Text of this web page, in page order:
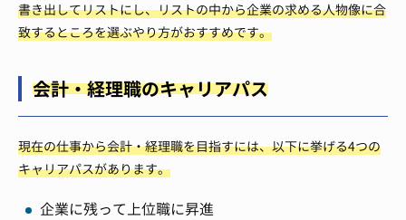
書き出してリストにし、リストの中から企業の求める人物像に合
致するところを選ぶやり方がおすすめです。
会計・経理職のキャリアパス
現在の仕事から会計・経理職を目指すには、以下に挙げる4つの
キャリアパスがあります。
企業に残って上位職に昇進